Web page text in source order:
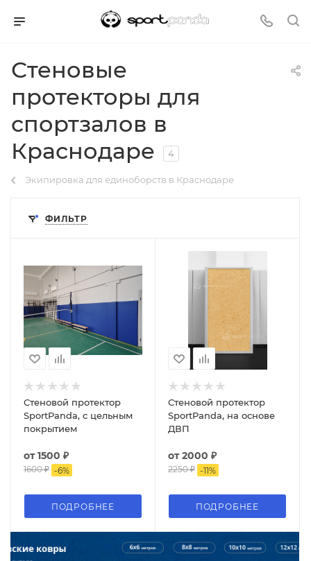
Стеновые
протекторы для
спортзалов в
Краснодаре
4
Экипировка для единоборств в Краснодаре
ФИЛЬТР
Стеновой протектор
SportPanda, с цельным
покрытием
от1500 ₽
1600 ₽ -6%
ПОДРОБНЕЕ
Стеновой протектор
SportPanda, на основе
ДВП
от2000 ₽
2250 ₽ -11%
ПОДРОБНЕЕ